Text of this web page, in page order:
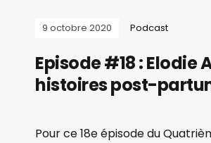
9 octobre 2020 Podcast
Episode #18 : Elodie
histoires post-
Pour ce 18e épisode du